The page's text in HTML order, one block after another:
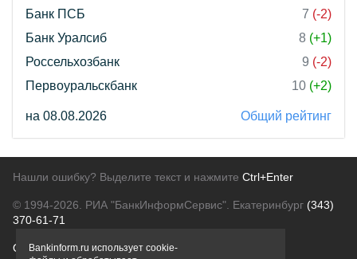
Банк ПСБ
7 (-2)
Банк Уралсиб
8 (+1)
Россельхозбанк
9 (-2)
Первоуральскбанк
10 (+2)
на 08.08.2026 Общий рейтинг
Нашли ошибку? Выделите текст и нажмите Ctrl+Enter
© 1994-2026. РИА "БанкИнформСервис". Екатеринбург (343)
370-61-71
О проектеПолитика конфиденциальности
Bankinform.ru использует cookie-